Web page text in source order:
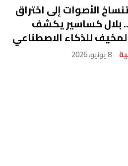
الأصوات إلى اختراق
بلال كساسير يكشف
للذكاء الاصطناعي
8 يونيو، 2026